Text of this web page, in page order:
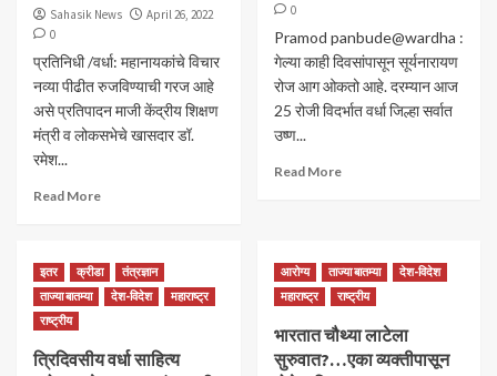
Sahasik News
April 26, 2022
0
प्रतिनिधी /वर्धा: महानायकांचे विचार
नव्‍या पीढीत रुजविण्‍याची गरज आहे
असे प्रतिपादन माजी केंद्रीय शिक्षण
मंत्री व लोकसभेचे खासदार डॉ.
रमेश...
Read More
0
Pramod panbude@wardha :
गेल्या काही दिवसांपासून सूर्यनारायण
रोज आग ओकतो आहे. दरम्यान आज
25 रोजी विदर्भात वर्धा जिल्हा सर्वात
उष्ण...
Read More
इतर क्रीडा
तंत्रज्ञान
ताज्या बातम्या
देश-विदेश
महाराष्ट्र
राष्ट्रीय
त्रिदिवसीय वर्धा साहित्‍य
आरोग्य ताज्या बातम्या
देश-विदेश
महाराष्ट्र
राष्ट्रीय
भारतात चौथ्या लाटेला
सुरुवात?…एका व्यक्तीपासून